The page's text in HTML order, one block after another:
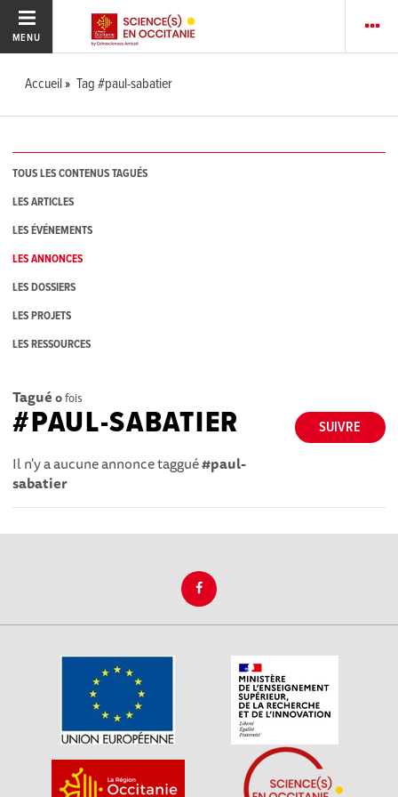
MENU
Accueil Tag #paul-sabatier
TOUS LES CONTENUS TAGUÉS
LES ARTICLES
LES ÉVÉNEMENTS
LES ANNONCES
LES DOSSIERS
LES PROJETS
LES RESSOURCES
Tagué 0fois
SUIVRE
#PAUL-SABATIER
Il n'y a aucune annonce taggué#paul-
sabatier